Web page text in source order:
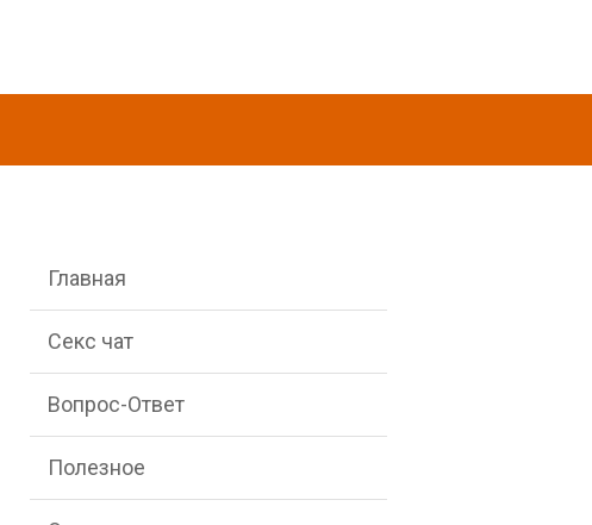
Главная
Секс чат
Вопрос-Ответ
Полезное